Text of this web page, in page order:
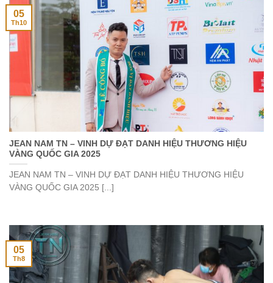
JEAN NAM TN – VINH DỰ ĐẠT DANH HIỆU THƯƠNG HIỆU
VÀNG QUỐC GIA 2025
JEAN NAM TN – VINH DỰ ĐẠT DANH HIỆU THƯƠNG HIỆU
VÀNG QUỐC GIA 2025 [...]
05
Th10
05
Th8